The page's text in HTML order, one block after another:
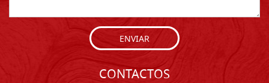
ENVIAR
CONTACTOS